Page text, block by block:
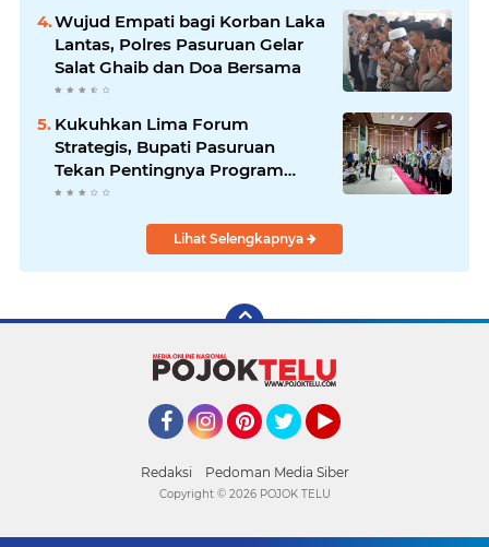
Wujud Empati bagi Korban Laka
Lantas, Polres Pasuruan Gelar
Salat Ghaib dan Doa Bersama
Kukuhkan Lima Forum
Strategis, Bupati Pasuruan
Tekan Pentingnya Program
Nyata untuk Rakyat
Lihat Selengkapnya
Redaksi Pedoman Media Siber
Copyright © 2026 POJOK TELU